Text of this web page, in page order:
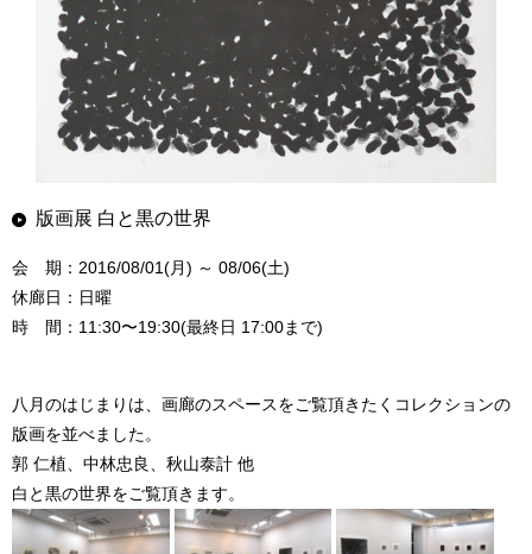
版画展 白と黒の世界
会 期：2016/08/01(月) ～ 08/06(土)
休廊日：日曜
時 間：11:30〜19:30(最終日 17:00まで)
八月のはじまりは、画廊のスペースをご覧頂きたくコレクションの
版画を並べました。
郭 仁植、中林忠良、秋山泰計 他
白と黒の世界をご覧頂きます。